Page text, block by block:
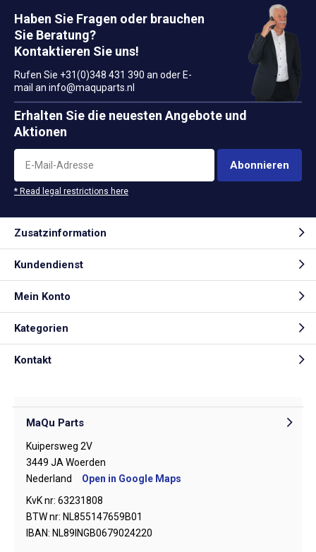
Haben Sie Fragen oder brauchen
Sie Beratung?
Kontaktieren Sie uns!
Rufen Sie +31(0)348 431 390 an oder E-
mail an info@maquparts.nl
Erhalten Sie die neuesten Angebote und
Aktionen
Abonnieren
* Read legal restrictions here
Zusatzinformation
Kundendienst
Mein Konto
Kategorien
Kontakt
MaQu Parts
Kuipersweg 2V
3449 JA Woerden
Nederland
Open in Google Maps
KvK nr: 63231808
BTW nr: NL855147659B01
IBAN: NL89INGB0679024220